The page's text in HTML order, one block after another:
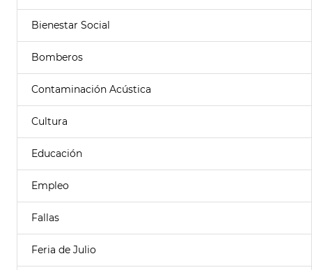
Bienestar Social
Bomberos
Contaminación Acústica
Cultura
Educación
Empleo
Fallas
Feria de Julio